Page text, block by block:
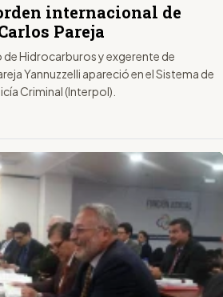
internacional de
Pareja
de Hidrocarburos y exgerente de
Yannuzzelli apareció en el Sistema de
Criminal (Interpol).